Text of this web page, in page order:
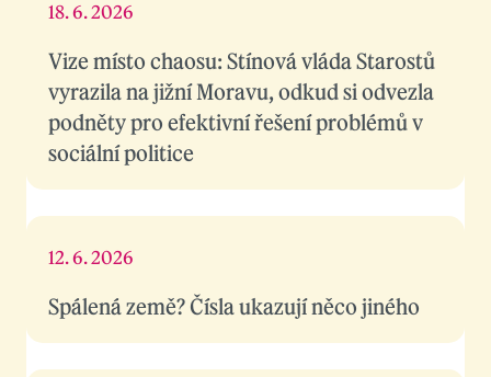
Vize místo chaosu: Stínová vláda Starostů
vyrazila na jižní Moravu, odkud si odvezla
podněty pro efektivní řešení problémů v
sociální politice
18. 6. 2026
Spálená země? Čísla ukazují něco jiného
12. 6. 2026